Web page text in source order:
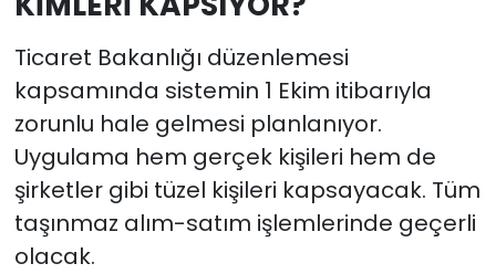
Ticaret Bakanlığı düzenlemesi
kapsamında sistemin 1 Ekim itibarıyla
zorunlu hale gelmesi planlanıyor.
Uygulama hem gerçek kişileri hem de
şirketler gibi tüzel kişileri kapsayacak. Tüm
taşınmaz alım-satım işlemlerinde geçerli
olacak.